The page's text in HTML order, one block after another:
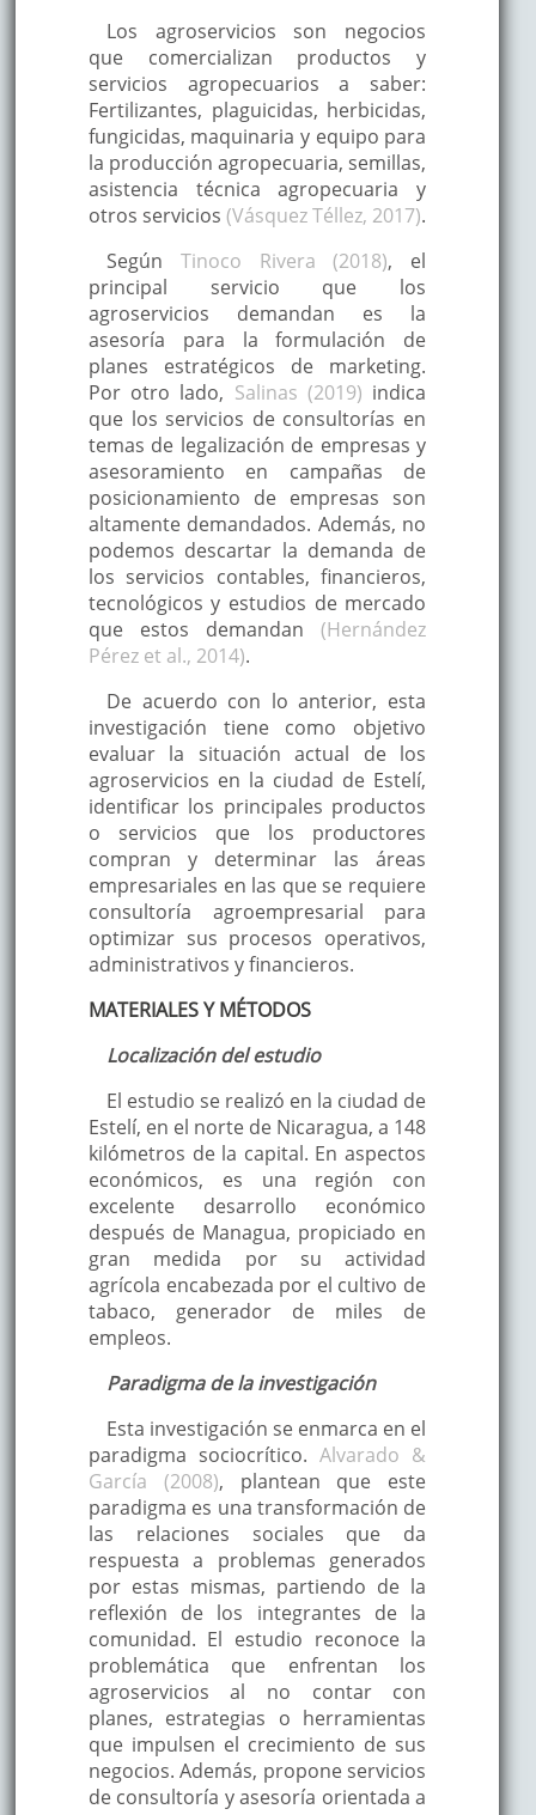
Los agroservicios son negocios
que comercializan productos y
servicios agropecuarios a saber:
Fertilizantes, plaguicidas, herbicidas,
fungicidas, maquinaria y equipo para
la producción agropecuaria, semillas,
asistencia técnica agropecuaria y
otros servicios (Vásquez Téllez, 2017).
Según Tinoco Rivera (2018), el
principal servicio que los
agroservicios demandan es la
asesoría para la formulación de
planes estratégicos de marketing.
Por otro lado, Salinas (2019) indica
que los servicios de consultorías en
temas de legalización de empresas y
asesoramiento en campañas de
posicionamiento de empresas son
altamente demandados. Además, no
podemos descartar la demanda de
los servicios contables, financieros,
tecnológicos y estudios de mercado
que estos demandan(Hernández
Pérez et al., 2014).
De acuerdo con lo anterior, esta
investigación tiene como objetivo
evaluar la situación actual de los
agroservicios en la ciudad de Estelí,
identificar los principales productos
o servicios que los productores
compran y determinar las áreas
empresariales en las que se requiere
consultoría agroempresarial para
optimizar sus procesos operativos,
administrativos y financieros.
MATERIALES Y MÉTODOS
Localización del estudio
El estudio se realizó en la ciudad de
Estelí, en el norte de Nicaragua, a 148
kilómetros de la capital. En aspectos
económicos, es una región con
excelente desarrollo económico
después de Managua, propiciado en
gran medida por su actividad
agrícola encabezada por el cultivo de
tabaco, generador de miles de
empleos.
Paradigma de la investigación
Esta investigación se enmarca en el
paradigma sociocrítico.Alvarado &
García (2008), plantean que este
paradigma es una transformación de
las relaciones sociales que da
respuesta a problemas generados
por estas mismas, partiendo de la
reflexión de los integrantes de la
comunidad. El estudio reconoce la
problemática que enfrentan los
agroservicios al no contar con
planes, estrategias o herramientas
que impulsen el crecimiento de sus
negocios. Además, propone servicios
de consultoría y asesoría orientada a